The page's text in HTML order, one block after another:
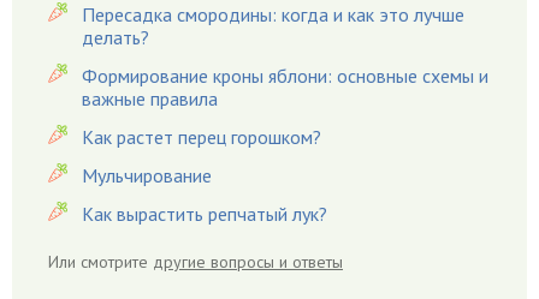
Вишня
Вредители
Гардения
Гацания
Гвоздики
Георгины
Герань
Пересадка смородины: когда и как это лучше
делать?
Формирование кроны яблони: основные схемы и
важные правила
Как растет перец горошком?
Мульчирование
Как вырастить репчатый лук?
Или смотрите другие вопросы и ответы